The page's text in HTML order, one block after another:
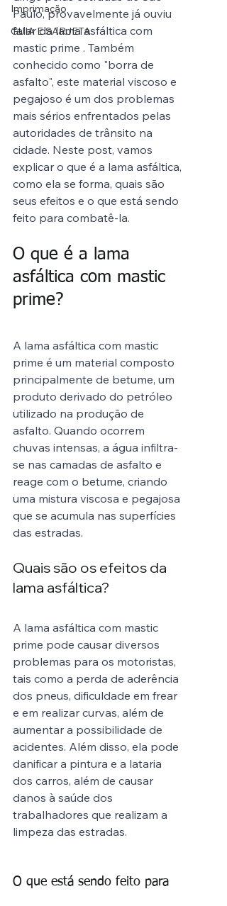
Imprimação
GUIA E SARJETA
Paulo, provavelmente já ouviu
falar da lama asfáltica com
mastic prime . Também
conhecido como "borra de
asfalto", este material viscoso e
pegajoso é um dos problemas
mais sérios enfrentados pelas
autoridades de trânsito na
cidade. Neste post, vamos
explicar o que é a lama asfáltica,
como ela se forma, quais são
seus efeitos e o que está sendo
feito para combatê-la.
O que é a lama
asfáltica com mastic
prime?
A lama asfáltica com mastic
prime é um material composto
principalmente de betume, um
produto derivado do petróleo
utilizado na produção de
asfalto. Quando ocorrem
chuvas intensas, a água infiltra-
se nas camadas de asfalto e
reage com o betume, criando
uma mistura viscosa e pegajosa
que se acumula nas superfícies
das estradas.
Quais são os efeitos da
lama asfáltica?
A lama asfáltica com mastic
prime pode causar diversos
problemas para os motoristas,
tais como a perda de aderência
dos pneus, dificuldade em frear
e em realizar curvas, além de
aumentar a possibilidade de
acidentes. Além disso, ela pode
danificar a pintura e a lataria
dos carros, além de causar
danos à saúde dos
trabalhadores que realizam a
limpeza das estradas.
O que está sendo feito para